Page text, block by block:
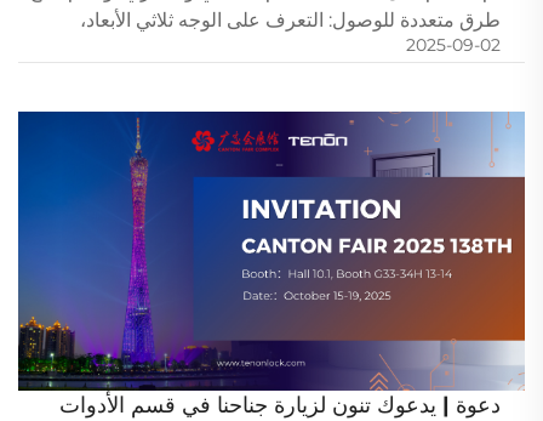
طرق متعددة للوصول: التعرف على الوجه ثلاثي الأبعاد،
يجعله خيارًا مثاليًا للوصول...
2025-09-02
دعوة | يدعوك تنون لزيارة جناحنا في قسم الأدوات